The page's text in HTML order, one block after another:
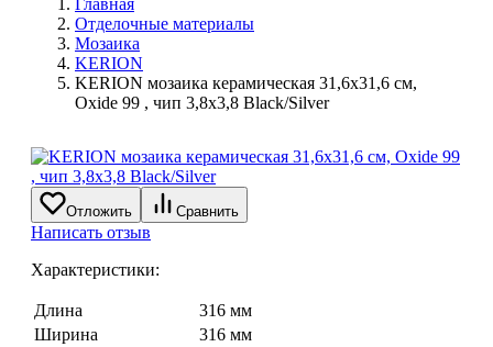
Отделочные материалы
Мозаика
KERION
KERION мозаика керамическая 31,6х31,6 см,
Oxide 99 , чип 3,8х3,8 Black/Silver
Отложить Сравнить
Написать отзыв
Характеристики:
Длина
316 мм
Ширина
316 мм